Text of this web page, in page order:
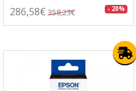
286,58€ 358,23€ - 20%